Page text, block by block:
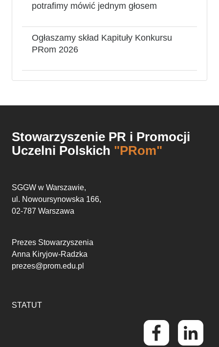
potrafimy mówić jednym głosem
Ogłaszamy skład Kapituły Konkursu
PRom 2026
Stowarzyszenie PR i Promocji
Uczelni Polskich "PRom"
SGGW w Warszawie,
ul. Nowoursynowska 166,
02-787 Warszawa
Prezes Stowarzyszenia
Anna Kiryjow-Radzka
prezes@prom.edu.pl
STATUT